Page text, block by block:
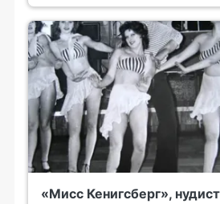
«Мисс Кенигсберг»,